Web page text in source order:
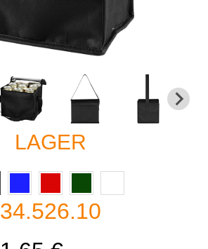
LAGER
34.526.10